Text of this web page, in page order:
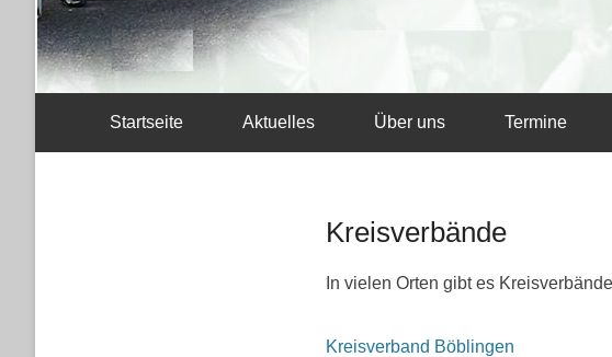
Startseite Aktuelles Über uns Termine
Kreisverbände
In vielen Orten gibt es
Kreisverband Böblingen